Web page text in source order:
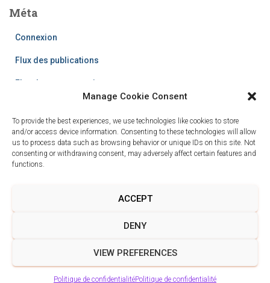
Manage Cookie Consent
To provide the best experiences, we use technologies like cookies to store
and/or access device information. Consenting to these technologies will allow
us to process data such as browsing behavior or unique IDs on this site. Not
consenting or withdrawing consent, may adversely affect certain features and
functions.
ACCEPT
DENY
VIEW PREFERENCES
Politique de confidentialitéPolitique de confidentialité
Méta
Connexion
Flux des publications
Flux des commentaires
Hestia | Développé parThemeIsle